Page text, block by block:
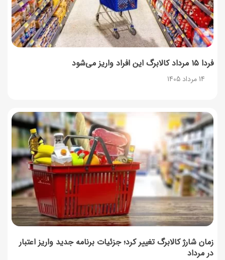
فردا ۱۵ مرداد کالابرگ این افراد واریز می‌شود
14 مرداد 1405
زمان شارژ کالابرگ تغییر کرد؛ جزئیات برنامه جدید واریز اعتبار
در مرداد